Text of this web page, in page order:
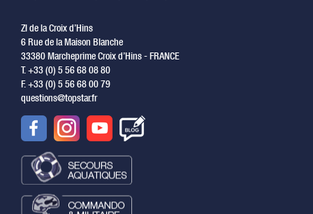
ZI de la Croix d’Hins
6 Rue de la Maison Blanche
33380 Marcheprime Croix d’Hins - FRANCE
T. +33 (0) 5 56 68 08 80
F. +33 (0) 5 56 68 00 79
questions@topstar.fr